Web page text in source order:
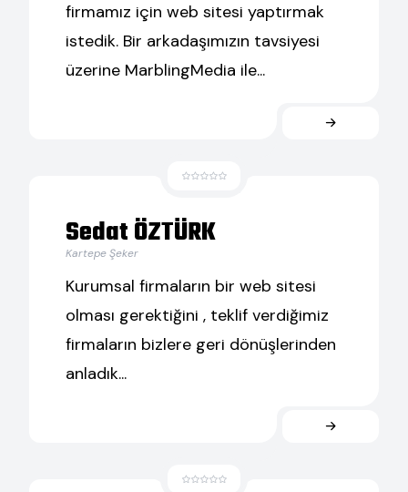
firmamız için web sitesi yaptırmak
istedik. Bir arkadaşımızın tavsiyesi
üzerine MarblingMedia ile...
Sedat ÖZTÜRK
Kartepe Şeker
Kurumsal firmaların bir web sitesi
olması gerektiğini , teklif verdiğimiz
firmaların bizlere geri dönüşlerinden
anladık...